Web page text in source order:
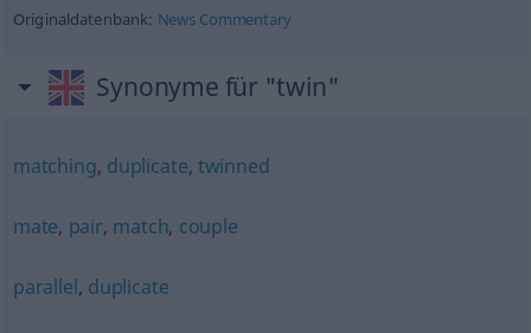
Originaldatenbank: News Commentary
Synonyme für "twin"
matching, duplicate, twinned
mate, pair, match, couple
parallel, duplicate